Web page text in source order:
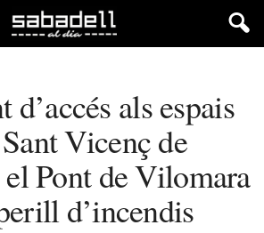
d’accés als espais
Vicenç de
Pont de Vilomara
d’incendis